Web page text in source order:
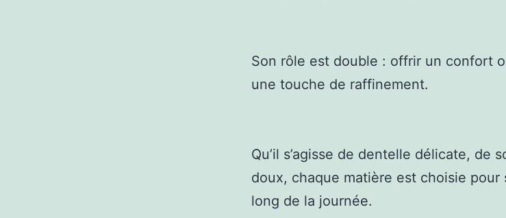
Son rôle est double : offrir un confort
une touche de raffinement.
Qu’il s’agisse de dentelle délicate, de
doux, chaque matière est choisie pour
long de la journée.